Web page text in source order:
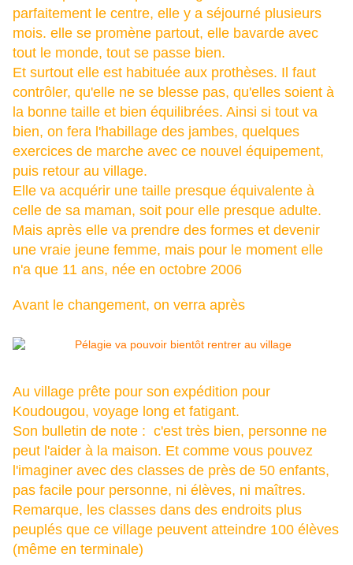
parfaitement le centre, elle y a séjourné plusieurs
mois. elle se promène partout, elle bavarde avec
tout le monde, tout se passe bien.
Et surtout elle est habituée aux prothèses. Il faut
contrôler, qu'elle ne se blesse pas, qu'elles soient à
la bonne taille et bien équilibrées. Ainsi si tout va
bien, on fera l'habillage des jambes, quelques
exercices de marche avec ce nouvel équipement,
puis retour au village.
Elle va acquérir une taille presque équivalente à
celle de sa maman, soit pour elle presque adulte.
Mais après elle va prendre des formes et devenir
une vraie jeune femme, mais pour le moment elle
n'a que 11 ans, née en octobre 2006
Avant le changement, on verra après
Au village prête pour son expédition pour
Koudougou, voyage long et fatigant.
Son bulletin de note : c'est très bien, personne ne
peut l'aider à la maison. Et comme vous pouvez
l'imaginer avec des classes de près de 50 enfants,
pas facile pour personne, ni élèves, ni maîtres.
Remarque, les classes dans des endroits plus
peuplés que ce village peuvent atteindre 100 élèves
(même en terminale)